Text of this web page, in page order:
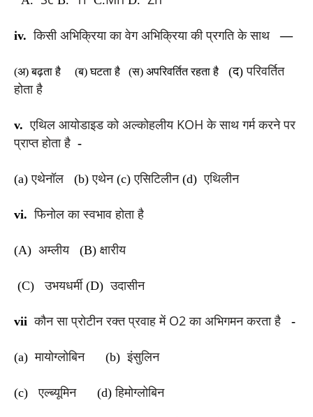
iv. किसी अभिक्रिया का वेग अभिक्रिया की प्रगति के साथ —
(अ) बढ़ता है (ब) घटता है (स) अपरिवर्तित रहता है (द) परिवर्तित
होता है
v. एथिल आयोडाइड को अल्कोहलीय KOH के साथ गर्म करने पर
प्राप्त होता है -
(a) एथेनॉल (b)एथेन (c)एसिटिलीन(d) एथिलीन
vi. फिनोल का स्वभाव होता है
(A) अम्लीय (B) क्षारीय
(C) उभयधर्मी(D) उदासीन
vii कौन सा प्रोटीन रक्त प्रवाह में O2 का अभिगमन करता है -
(a) मायोग्लोबिन(b) इंसुलिन
(c) एल्ब्यूमिन(d)हिमोग्लोबिन